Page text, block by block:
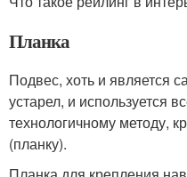
Планка
Подвес, хоть и является
устарел, и используется
технологичному методу,
(планку).